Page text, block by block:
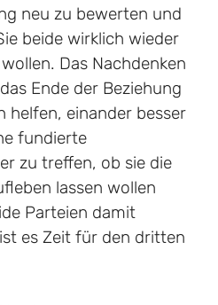
neu zu bewerten und
beide wirklich wieder
Das Nachdenken
Ende der Beziehung
helfen, einander besser
fundierte
zu treffen, ob sie die
lassen wollen
Parteien damit
es Zeit für den dritten